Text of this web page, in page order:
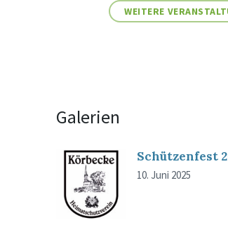
WEITERE
Galerien
Schützenfest
10. Juni 2025